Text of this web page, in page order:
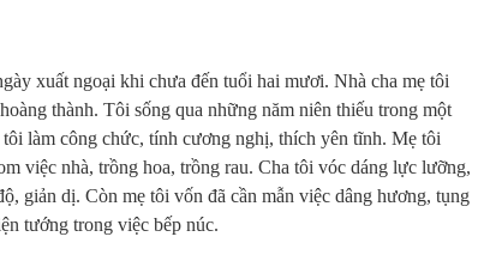
xuất ngoại khi chưa đến tuổi hai mươi. Nhà cha mẹ tôi
thành. Tôi sống qua những năm niên thiếu trong một
làm công chức, tính cương nghị, thích yên tĩnh. Mẹ tôi
việc nhà, trồng hoa, trồng rau. Cha tôi vóc dáng lực lưỡng,
giản dị. Còn mẹ tôi vốn đã cần mẫn việc dâng hương, tụng
tướng trong việc bếp núc.